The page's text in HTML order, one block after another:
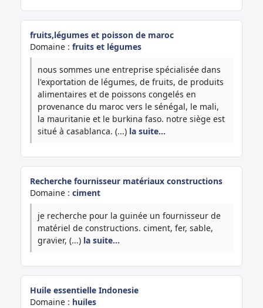
fruits,légumes et poisson de maroc
Domaine : fruits et légumes
nous sommes une entreprise spécialisée dans
l'exportation de légumes, de fruits, de produits
alimentaires et de poissons congelés en
provenance du maroc vers le sénégal, le mali,
la mauritanie et le burkina faso. notre siège est
situé à casablanca. (...) la suite…
Recherche fournisseur matériaux constructions
Domaine : ciment
je recherche pour la guinée un fournisseur de
matériel de constructions. ciment, fer, sable,
gravier, (...) la suite…
Huile essentielle Indonesie
Domaine : huiles